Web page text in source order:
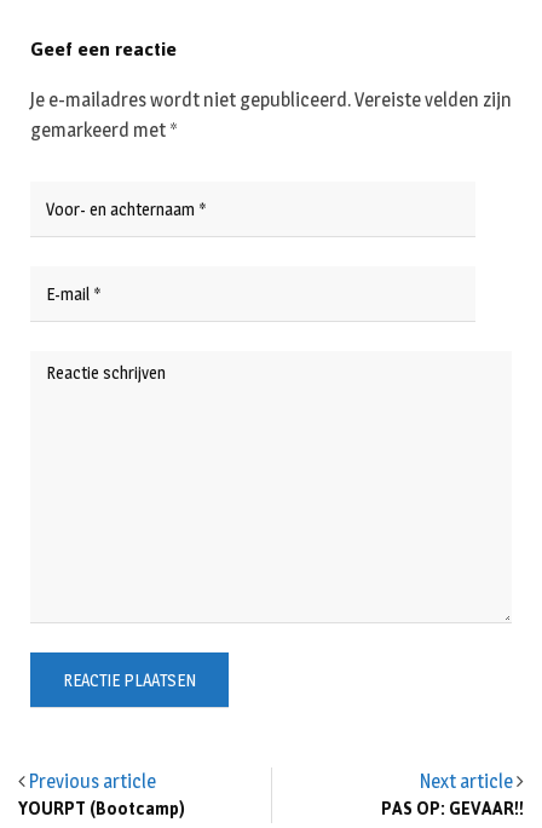
Previous article
YOURPT (Bootcamp)
Next article
PAS OP: GEVAAR!!
Geef een reactie
Je e-mailadres wordt niet gepubliceerd.Vereiste velden zijn
gemarkeerd met *